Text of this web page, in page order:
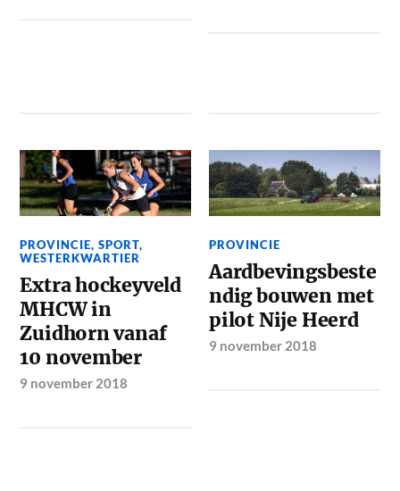
PROVINCIE,SPORT,
WESTERKWARTIER
Extra hockeyveld
MHCW in
Zuidhorn vanaf
10 november
9 november 2018
PROVINCIE
Aardbevingsbeste
ndig bouwen met
pilot Nije Heerd
9 november 2018